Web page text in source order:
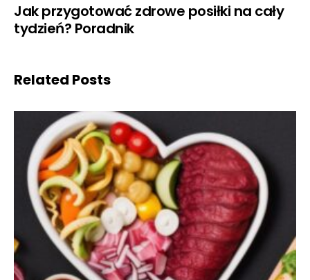
Jak przygotować zdrowe posiłki na cały
tydzień? Poradnik
Related Posts